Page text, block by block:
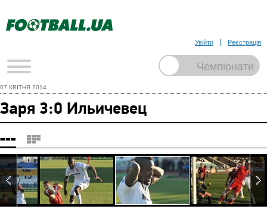
Увійти Реєстрація
07 КВІТНЯ 2014
Заря 3:0 Ильичевец